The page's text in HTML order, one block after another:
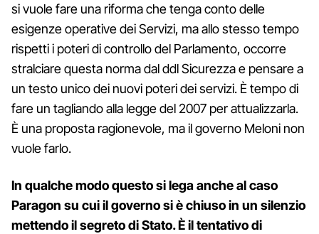
si vuole fare una riforma che tenga conto delle
esigenze operative dei Servizi, ma allo stesso tempo
rispetti i poteri di controllo del Parlamento, occorre
stralciare questa norma dal ddl Sicurezza e pensare a
un testo unico dei nuovi poteri dei servizi. È tempo di
fare un tagliando alla legge del 2007 per attualizzarla.
È una proposta ragionevole, ma il governo Meloni non
vuole farlo.
In qualche modo questo si lega anche al caso
Paragon su cui il governo si è chiuso in un silenzio
mettendo il segreto di Stato. È il tentativo di